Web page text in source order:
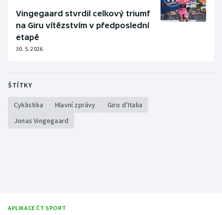
Vingegaard stvrdil celkový triumf
na Giru vítězstvím v předposlední
etapě
30. 5. 2026
ŠTÍTKY
Cyklistika Hlavní zprávy
Giro d’Italia
Jonas Vingegaard
APLIKACE ČT SPORT